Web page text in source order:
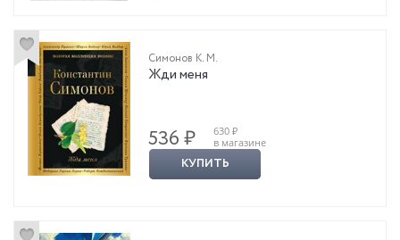
Симонов К. М.
Жди меня
536 ₽
630 ₽
в магазине
КУПИТЬ